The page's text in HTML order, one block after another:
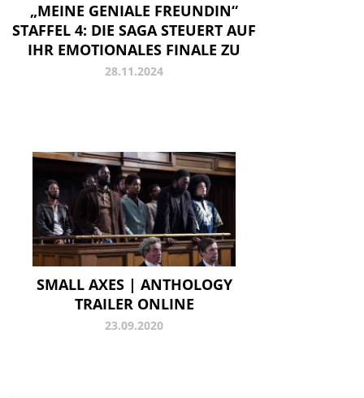
„MEINE GENIALE FREUNDIN“
STAFFEL 4: DIE SAGA STEUERT AUF
IHR EMOTIONALES FINALE ZU
28.11.2024
SMALL AXES | ANTHOLOGY
TRAILER ONLINE
23.09.2020